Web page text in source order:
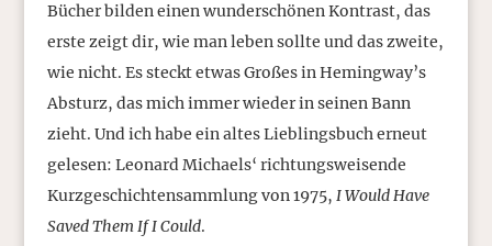
Bücher bilden einen wunderschönen Kontrast, das
erste zeigt dir, wie man leben sollte und das zweite,
wie nicht. Es steckt etwas Großes in Hemingway’s
Absturz, das mich immer wieder in seinen Bann
zieht. Und ich habe ein altes Lieblingsbuch erneut
gelesen: Leonard Michaels‘ richtungsweisende
Kurzgeschichtensammlung von 1975, I Would Have
Saved Them If I Could.